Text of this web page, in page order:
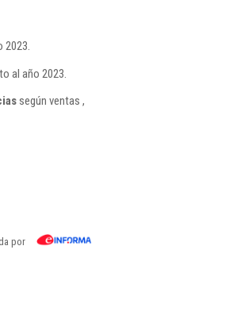
2023.
al año 2023.
según ventas ,
por